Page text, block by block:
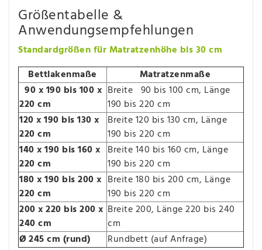
Größentabelle &
Anwendungsempfehlungen
Standardgrößen für Matratzenhöhe bis 30 cm
Bettlakenmaße
Matratzenmaße
90 x 190 bis 100 x
220 cm
Breite 90 bis 100 cm, Länge
190 bis 220 cm
120 x 190 bis 130 x
220 cm
Breite 120 bis 130 cm, Länge
190 bis 220 cm
140 x 190 bis 160 x
220 cm
Breite 140 bis 160 cm, Länge
190 bis 220 cm
180 x 190 bis 200 x
220 cm
Breite 180 bis 200 cm, Länge
190 bis 220 cm
200 x 220 bis 200 x
240 cm
Breite 200, Länge 220 bis 240
cm
Ø 245 cm (rund)
Rundbett (auf Anfrage)